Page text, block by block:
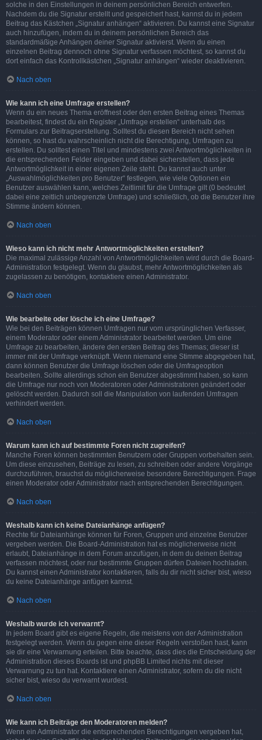
solche in den Einstellungen in deinem persönlichen Bereich entwerfen.
Nachdem du die Signatur erstellt und gespeichert hast, kannst du in jedem
Beitrag das Kästchen „Signatur anhängen“ aktivieren. Du kannst eine Signatur
auch hinzufügen, indem du in deinem persönlichen Bereich das
standardmäßige Anhängen deiner Signatur aktivierst. Wenn du einen
einzelnen Beitrag dennoch ohne Signatur verfassen möchtest, so kannst du
dort einfach das Kontrollkästchen „Signatur anhängen“ wieder deaktivieren.
Nach oben
Wie kann ich eine Umfrage erstellen?
Wenn du ein neues Thema eröffnest oder den ersten Beitrag eines Themas
bearbeitest, findest du ein Register „Umfrage erstellen“ unterhalb des
Formulars zur Beitragserstellung. Solltest du diesen Bereich nicht sehen
können, so hast du wahrscheinlich nicht die Berechtigung, Umfragen zu
erstellen. Du solltest einen Titel und mindestens zwei Antwortmöglichkeiten in
die entsprechenden Felder eingeben und dabei sicherstellen, dass jede
Antwortmöglichkeit in einer eigenen Zeile steht. Du kannst auch unter
„Auswahlmöglichkeiten pro Benutzer“ festlegen, wie viele Optionen ein
Benutzer auswählen kann, welches Zeitlimit für die Umfrage gilt (0 bedeutet
dabei eine zeitlich unbegrenzte Umfrage) und schließlich, ob die Benutzer ihre
Stimme ändern können.
Nach oben
Wieso kann ich nicht mehr Antwortmöglichkeiten erstellen?
Die maximal zulässige Anzahl von Antwortmöglichkeiten wird durch die Board-
Administration festgelegt. Wenn du glaubst, mehr Antwortmöglichkeiten als
zugelassen zu benötigen, kontaktiere einen Administrator.
Nach oben
Wie bearbeite oder lösche ich eine Umfrage?
Wie bei den Beiträgen können Umfragen nur vom ursprünglichen Verfasser,
einem Moderator oder einem Administrator bearbeitet werden. Um eine
Umfrage zu bearbeiten, ändere den ersten Beitrag des Themas; dieser ist
immer mit der Umfrage verknüpft. Wenn niemand eine Stimme abgegeben hat,
dann können Benutzer die Umfrage löschen oder die Umfrageoption
bearbeiten. Sollte allerdings schon ein Benutzer abgestimmt haben, so kann
die Umfrage nur noch von Moderatoren oder Administratoren geändert oder
gelöscht werden. Dadurch soll die Manipulation von laufenden Umfragen
verhindert werden.
Nach oben
Warum kann ich auf bestimmte Foren nicht zugreifen?
Manche Foren können bestimmten Benutzern oder Gruppen vorbehalten sein.
Um diese einzusehen, Beiträge zu lesen, zu schreiben oder andere Vorgänge
durchzuführen, brauchst du möglicherweise besondere Berechtigungen. Frage
einen Moderator oder Administrator nach entsprechenden Berechtigungen.
Nach oben
Weshalb kann ich keine Dateianhänge anfügen?
Rechte für Dateianhänge können für Foren, Gruppen und einzelne Benutzer
vergeben werden. Die Board-Administration hat es möglicherweise nicht
erlaubt, Dateianhänge in dem Forum anzufügen, in dem du deinen Beitrag
verfassen möchtest, oder nur bestimmte Gruppen dürfen Dateien hochladen.
Du kannst einen Administrator kontaktieren, falls du dir nicht sicher bist, wieso
du keine Dateianhänge anfügen kannst.
Nach oben
Weshalb wurde ich verwarnt?
In jedem Board gibt es eigene Regeln, die meistens von der Administration
festgelegt werden. Wenn du gegen eine dieser Regeln verstoßen hast, kann
sie dir eine Verwarnung erteilen. Bitte beachte, dass dies die Entscheidung der
Administration dieses Boards ist und phpBB Limited nichts mit dieser
Verwarnung zu tun hat. Kontaktiere einen Administrator, sofern du die nicht
sicher bist, wieso du verwarnt wurdest.
Nach oben
Wie kann ich Beiträge den Moderatoren melden?
Wenn ein Administrator die entsprechenden Berechtigungen vergeben hat,